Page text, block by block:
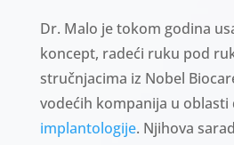
Dr. Malo je tokom godina
koncept, radeći ruku pod
stručnjacima iz Nobel
vodećih kompanija u oblasti
implantologije. Njihova